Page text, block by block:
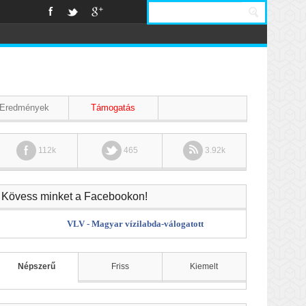
Támogatás
112k 465 3.92k
Kövess minket a Facebookon!
VLV - Magyar vízilabda-válogatott
Népszerű Friss Kiemelt